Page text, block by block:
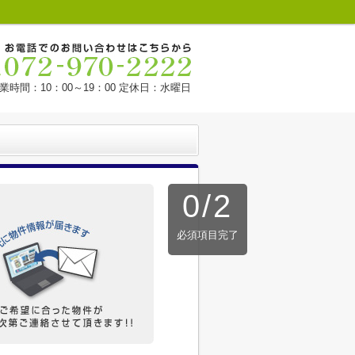
時間：10：00～19：00 定休日：水曜日
0/2
必須項目完了